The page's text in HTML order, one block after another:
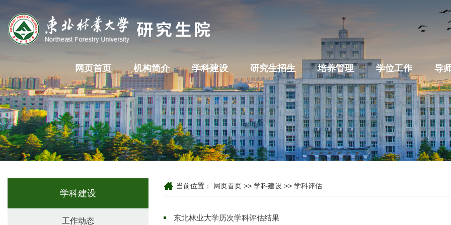
网页首页 机构简介 学科建设 研究生招生 培养管理 学位工作 导
学科建设
工作动态
当前位置： 网页首页 >> 学科建设 >> 学科评估
东北林业大学历次学科评估结果